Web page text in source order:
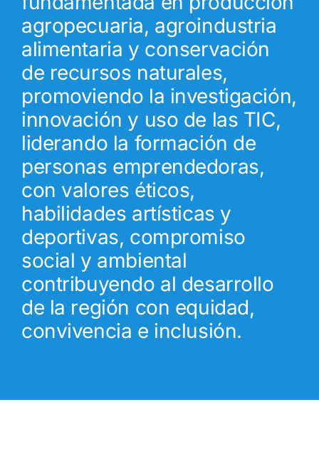
agropecuaria, agroindustria
alimentaria y conservación
de recursos naturales,
promoviendo la investigación,
innovación y uso de las TIC,
liderando la formación de
personas emprendedoras,
con valores éticos,
habilidades artísticas y
deportivas, compromiso
social y ambiental
contribuyendo al desarrollo
de la región con equidad,
convivencia e inclusión.